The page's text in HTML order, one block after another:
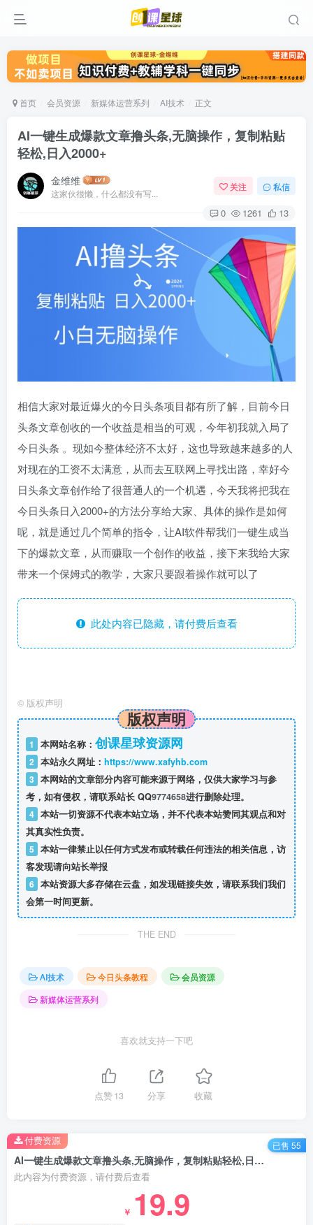
首页 会员资源 新媒体运营系列 AI技术 正文
AI一键生成爆款文章撸头条,无脑操作，复制粘贴
轻松,日入2000+
金维维
这家伙很懒，什么都没有写...
关注 私信
0 1261 13
相信大家对最近爆火的今日头条项目都有所了解，目前今日
头条文章创收的一个收益是相当的可观，今年初我就入局了
今日头条 。现如今整体经济不太好，这也导致越来越多的人
对现在的工资不太满意，从而去互联网上寻找出路，幸好今
日头条文章创作给了很普通人的一个机遇，今天我将把我在
今日头条日入2000+的方法分享给大家、具体的操作是如何
呢，就是通过几个简单的指令，让AI软件帮我们一键生成当
下的爆款文章，从而赚取一个创作的收益，接下来我给大家
带来一个保姆式的教学，大家只要跟着操作就可以了
此处内容已隐藏，请付费后查看
© 版权声明
版权声明
1 本网站名称： 创课星球资源网
2 本站永久网址： https://www.xafyhb.com
3 本网站的文章部分内容可能来源于网络，仅供大家学习与参
考，如有侵权，请联系站长 QQ9774658进行删除处理。
4 本站一切资源不代表本站立场，并不代表本站赞同其观点和对
其真实性负责。
5 本站一律禁止以任何方式发布或转载任何违法的相关信息，访
客发现请向站长举报
6 本站资源大多存储在云盘，如发现链接失效，请联系我们我们
会第一时间更新。
THE END
AI技术 今日头条教程
会员资源
新媒体运营系列
喜欢就支持一下吧
点赞13 分享 收藏
AI一键生成爆款文章撸头条,无脑操作，复制粘贴轻松,日入2000+
此内容为付费资源，请付费后查看
￥ 19.9
付费资源 已售 55